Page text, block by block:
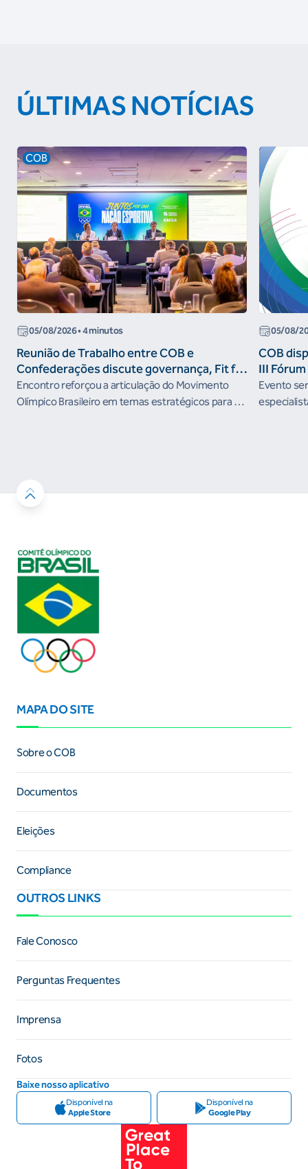
ÚLTIMAS NOTÍCIAS
COB
05/08/2026• 4 minutos
Reunião de Trabalho entre COB e
Confederações discute governança, Fit for
the Future e presença do Brasil em
organismos internacionais
Encontro reforçou a articulação do Movimento
Olímpico Brasileiro em temas estratégicos para os
05/08/
COB
III
Evento
MAPA DO SITE
Sobre o COB
Documentos
Eleições
Compliance
OUTROS LINKS
Fale Conosco
Perguntas Frequentes
Imprensa
Fotos
Baixe nosso aplicativo
Disponível na
Apple Store
Disponível na
Google Play